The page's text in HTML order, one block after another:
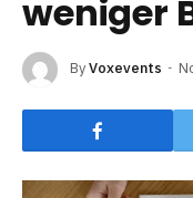
weniger
ByVoxevents